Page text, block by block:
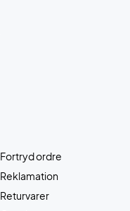
Fortryd ordre
Reklamation
Returvarer